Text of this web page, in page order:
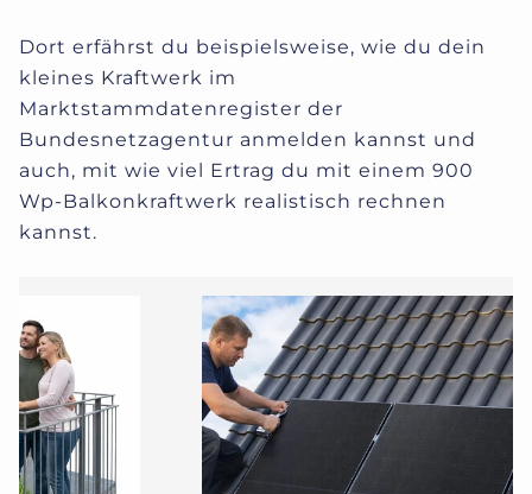
Dort erfährst du beispielsweise, wie du dein
kleines Kraftwerk im
Marktstammdatenregister der
Bundesnetzagentur anmelden kannst und
auch, mit wie viel Ertrag du mit einem 900
Wp-Balkonkraftwerk realistisch rechnen
kannst.